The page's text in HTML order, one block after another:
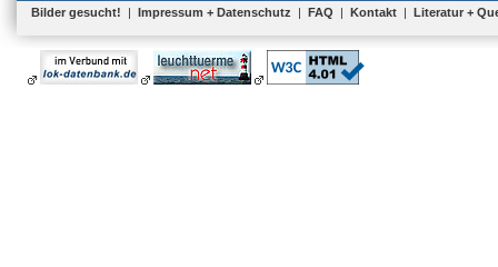
Bilder gesucht! | Impressum + Datenschutz | FAQ | Kontakt | Literatur +